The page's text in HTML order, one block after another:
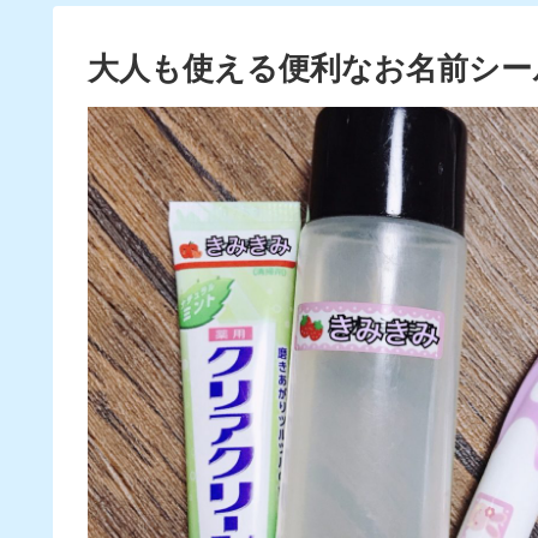
大人も使える便利なお名前シ